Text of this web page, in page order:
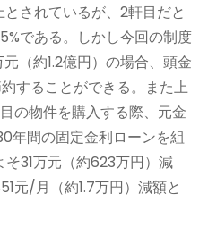
されているが、2軒目だと
である。しかし今回の制度
（約1.2億円）の場合、頭金
することができる。また上
の物件を購入する際、元金
年間の固定金利ローンを組
31万元（約623万円）減
元/月（約1.7万円）減額と